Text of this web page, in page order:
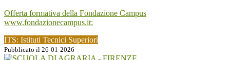
Offerta formativa della Fondazione Campus
www.fondazionecampus.it:
ITS: Istituti Tecnici Superiori
Pubblicato il 26-01-2026